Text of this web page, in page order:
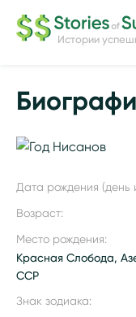
Истории
Дата рождения (день
Возраст:
Место рождения:
Красная Слобода,
ССР
Знак зодиака: